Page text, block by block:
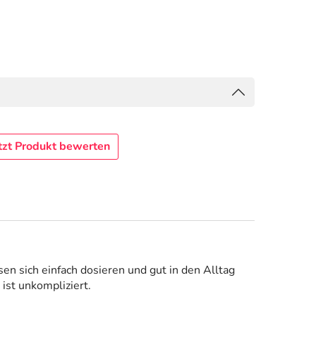
Produkt bewerten
sich einfach dosieren und gut in den Alltag
ist unkompliziert.